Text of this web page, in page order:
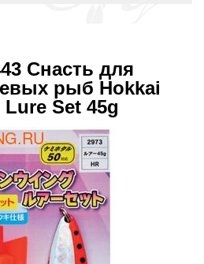
Снасть для
рыб Hokkai
Set 45g